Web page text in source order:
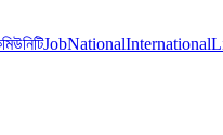
JobNationalInternational